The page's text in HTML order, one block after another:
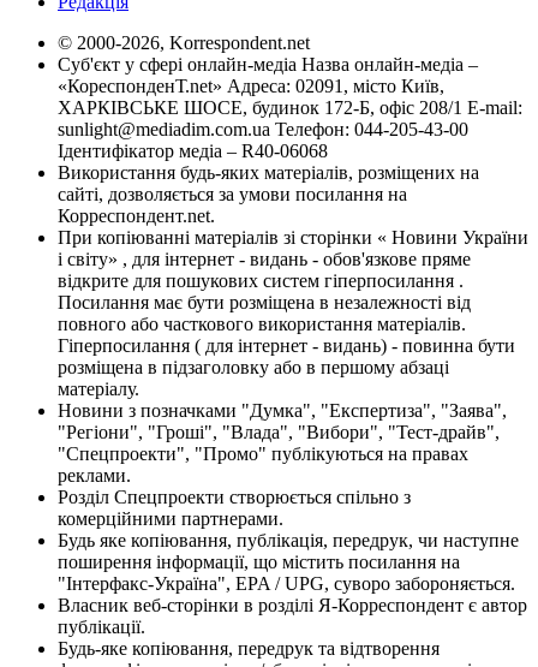
© 2000-2026, Korrespondent.net
Суб'єкт у сфері онлайн-медіа Назва онлайн-медіа –
«КореспонденТ.net» Адреса: 02091, місто Київ,
ХАРКІВСЬКЕ ШОСЕ, будинок 172-Б, офіс 208/1 E-mail:
sunlight@mediadim.com.ua Телефон: 044-205-43-00
Ідентифікатор медіа – R40-06068
Використання будь-яких матеріалів, розміщених на
сайті, дозволяється за умови посилання на
Корреспондент.net.
При копіюванні матеріалів зі сторінки « Новини України
і світу» , для інтернет - видань - обов'язкове пряме
відкрите для пошукових систем гіперпосилання .
Посилання має бути розміщена в незалежності від
повного або часткового використання матеріалів.
Гіперпосилання ( для інтернет - видань) - повинна бути
розміщена в підзаголовку або в першому абзаці
матеріалу.
Новини з позначками "Думка", "Експертиза", "Заява",
"Регіони", "Гроші", "Влада", "Вибори", "Тест-драйв",
"Спецпроекти", "Промо" публікуються на правах
реклами.
Розділ Спецпроекти створюється спільно з
комерційними партнерами.
Будь яке копіювання, публікація, передрук, чи наступне
поширення інформації, що містить посилання на
"Інтерфакс-Україна", EPA / UPG, суворо забороняється.
Власник веб-сторінки в розділі Я-Корреспондент є автор
публікації.
Будь-яке копіювання, передрук та відтворення